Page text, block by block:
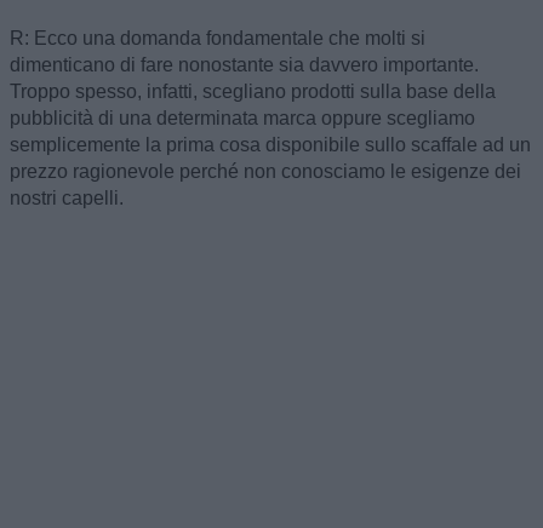
R: Ecco una domanda fondamentale che molti si
dimenticano di fare nonostante sia davvero importante.
Troppo spesso, infatti, scegliano prodotti sulla base della
pubblicità di una determinata marca oppure scegliamo
semplicemente la prima cosa disponibile sullo scaffale ad un
prezzo ragionevole perché non conosciamo le esigenze dei
nostri capelli.